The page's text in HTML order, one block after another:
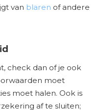
van blaren of andere
check dan of je ook
moet
moet halen. Ook is
af te sluiten;